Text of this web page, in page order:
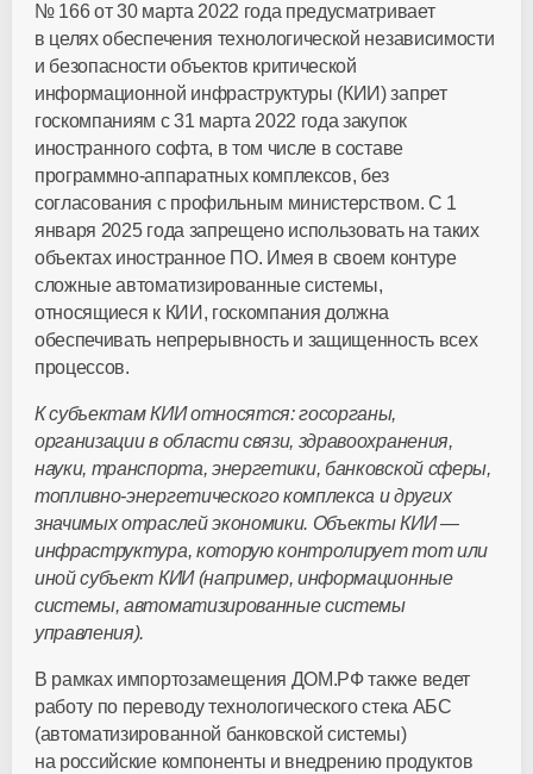
№ 166 от 30 марта 2022 года предусматривает
в целях обеспечения технологической независимости
и безопасности объектов критической
информационной инфраструктуры (КИИ) запрет
госкомпаниям с 31 марта 2022 года закупок
иностранного софта, в том числе в составе
программно-аппаратныхкомплексов, без
согласования с профильным министерством. С 1
января 2025 года запрещено использовать на таких
объектах иностранное ПО. Имея в своем контуре
сложные автоматизированные системы,
относящиеся к КИИ, госкомпания должна
обеспечивать непрерывность и защищенность всех
процессов.
К субъектам КИИ относятся: госорганы,
организации в области связи, здравоохранения,
науки, транспорта, энергетики, банковской сферы,
топливно-энергетическогокомплекса и других
значимых отраслей экономики. Объекты КИИ —
инфраструктура, которую контролирует тот или
иной субъект КИИ (например, информационные
системы, автоматизированные системы
управления).
В рамках импортозамещения ДОМ.РФ также ведет
работу по переводу технологического стека АБС
(автоматизированной банковской системы)
на российские компоненты и внедрению продуктов